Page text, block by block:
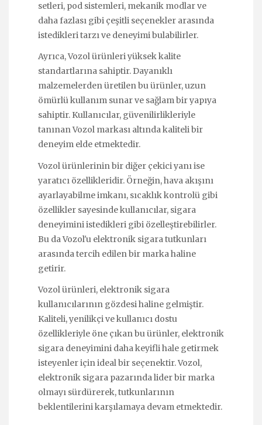
setleri, pod sistemleri, mekanik modlar ve
daha fazlası gibi çeşitli seçenekler arasında
istedikleri tarzı ve deneyimi bulabilirler.
Ayrıca, Vozol ürünleri yüksek kalite
standartlarına sahiptir. Dayanıklı
malzemelerden üretilen bu ürünler, uzun
ömürlü kullanım sunar ve sağlam bir yapıya
sahiptir. Kullanıcılar, güvenilirlikleriyle
tanınan Vozol markası altında kaliteli bir
deneyim elde etmektedir.
Vozol ürünlerinin bir diğer çekici yanı ise
yaratıcı özellikleridir. Örneğin, hava akışını
ayarlayabilme imkanı, sıcaklık kontrolü gibi
özellikler sayesinde kullanıcılar, sigara
deneyimini istedikleri gibi özelleştirebilirler.
Bu da Vozol'u elektronik sigara tutkunları
arasında tercih edilen bir marka haline
getirir.
Vozol ürünleri, elektronik sigara
kullanıcılarının gözdesi haline gelmiştir.
Kaliteli, yenilikçi ve kullanıcı dostu
özellikleriyle öne çıkan bu ürünler, elektronik
sigara deneyimini daha keyifli hale getirmek
isteyenler için ideal bir seçenektir. Vozol,
elektronik sigara pazarında lider bir marka
olmayı sürdürerek, tutkunlarının
beklentilerini karşılamaya devam etmektedir.